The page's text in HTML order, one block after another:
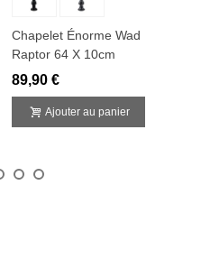
Chapelet Énorme Wad
Raptor 64 X 10cm
89,90 €
Ajouter au panier